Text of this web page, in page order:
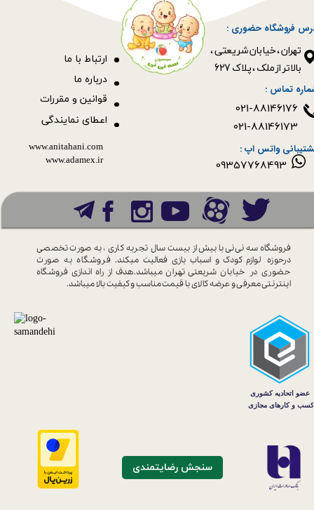
فروشگاه حضوری :
​​​​​​​تهران ، خیابان شریعتی ،
بالاتر از ملک ، پلاک 627​​​​​​​
قوانین و مقررات
ارتباط با ما
09357768493
درباره ما
اعطای نمایندگی
www.anitahani.com
www.ada​​​​​​​mex.ir
فروشگاه سه نی نی با بیش از بیست سال تجربه کاری ، به صورت تخصصی
درحوزه لوازم کودک و اسباب بازی فعالیت میکند. فروشگاه به صورت
حضوری در خیابان شریعتی تهران میباشد.هدف از راه اندازی فروشگاه
اینترنتی معرفی و عرضه کالای باقیمت مناسب و کیفیت بالا میباشد.
تماس :
واتس اپ :
سنجش رضایتمندی